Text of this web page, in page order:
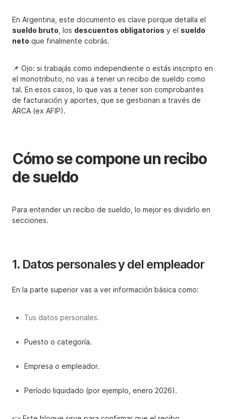
En Argentina, este documento es clave porque detalla el
sueldo bruto , los descuentos obligatorios y el sueldo
neto que finalmente cobrás.
📌 Ojo: si trabajás como independiente o estás inscripto en
el monotributo, no vas a tener un recibo de sueldo como
tal. En esos casos, lo que vas a tener son comprobantes
de facturación y aportes, que se gestionan a través de
ARCA (ex AFIP).
Cómo se compone un recibo
de sueldo
Para entender un recibo de sueldo, lo mejor es dividirlo en
secciones.
1. Datos personales y del empleador
En la parte superior vas a ver información básica como:
Tus datos personales.
Puesto o categoría.
Empresa o empleador.
Período liquidado (por ejemplo, enero 2026).